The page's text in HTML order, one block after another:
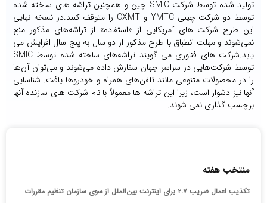
تولید شده توسط شرکت SMIC چین و همچنین تراشه های ساخته شده
توسط دو شرکت چینی YMTC و CXMT را متوقف کنند.در نسخه نهایی
این طرح شرکت های آمریکایی از «استفاده» از تراشه‌های مذکور منع
نمی‌شوند و مهلت انطباق با طرح مذکور از دو سال به پنج سال افزایش می
یابد.شرکت های فناوری می گویند تراشه‌های ساخته شده توسط SMIC
توسط شرکت‌هایی در سراسر جهان سفارش داده می‌شوند و می‌توان آن‌ها
را در محصولات متنوعی مانند تلفن‌های همراه و خودروها یافت. شناسایی
آنها نیز دشوار است، زیرا این تراشه ها معمولاً با نام شرکت های سازنده آنها
برچسب گذاری نمی شوند.
منتخب هفته
تکذیب اعمال ضریب ۲.۷ برای اینترنت بین‌الملل از سوی سازمان تنظیم مقررات